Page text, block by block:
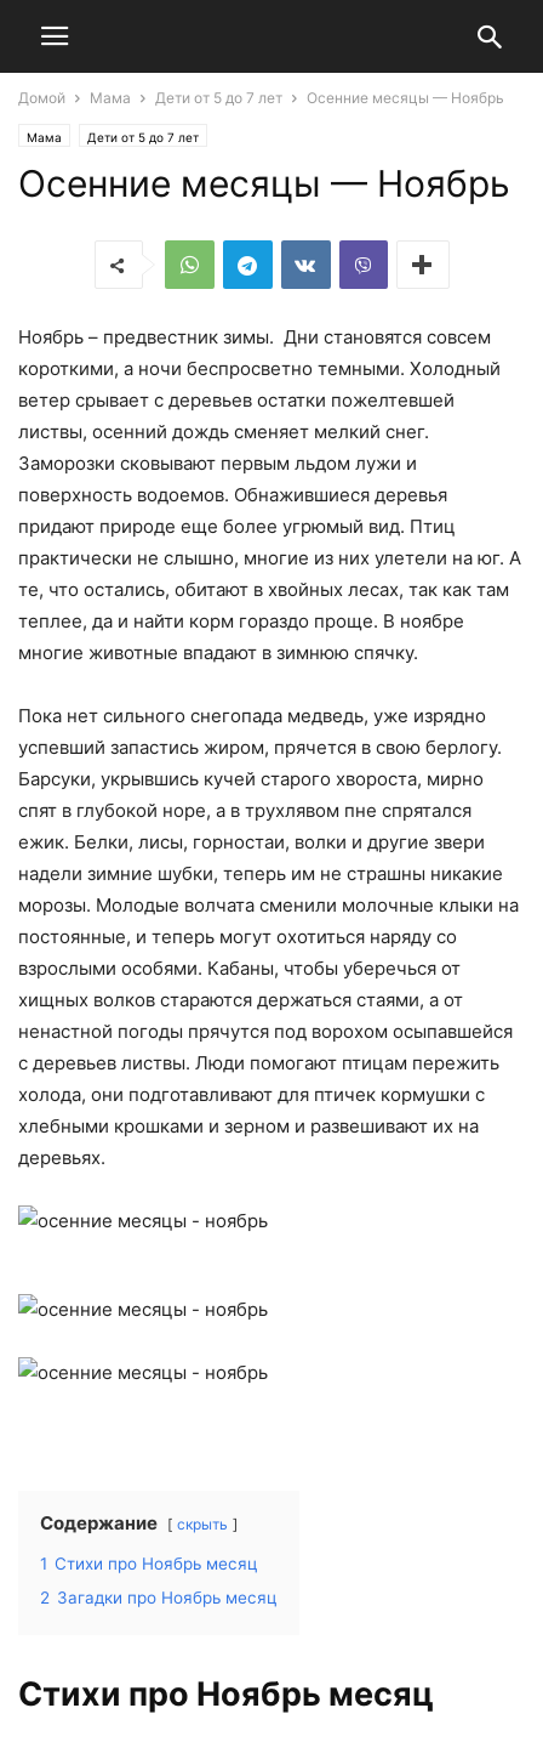
Домой Мама Дети от 5 до 7 лет Осенние месяцы — Ноябрь
Мама Дети от 5 до 7 лет
Осенние месяцы — Ноябрь
Ноябрь – предвестник зимы. Дни становятся совсем
короткими, а ночи беспросветно темными. Холодный
ветер срывает с деревьев остатки пожелтевшей
листвы, осенний дождь сменяет мелкий снег.
Заморозки сковывают первым льдом лужи и
поверхность водоемов. Обнажившиеся деревья
придают природе еще более угрюмый вид. Птиц
практически не слышно, многие из них улетели на юг. А
те, что остались, обитают в хвойных лесах, так как там
теплее, да и найти корм гораздо проще. В ноябре
многие животные впадают в зимнюю спячку.
Пока нет сильного снегопада медведь, уже изрядно
успевший запастись жиром, прячется в свою берлогу.
Барсуки, укрывшись кучей старого хвороста, мирно
спят в глубокой норе, а в трухлявом пне спрятался
ежик. Белки, лисы, горностаи, волки и другие звери
надели зимние шубки, теперь им не страшны никакие
морозы. Молодые волчата сменили молочные клыки на
постоянные, и теперь могут охотиться наряду со
взрослыми особями. Кабаны, чтобы уберечься от
хищных волков стараются держаться стаями, а от
ненастной погоды прячутся под ворохом осыпавшейся
с деревьев листвы. Люди помогают птицам пережить
холода, они подготавливают для птичек кормушки с
хлебными крошками и зерном и развешивают их на
деревьях.
Содержание скрыть
1 Стихи про Ноябрь месяц
2 Загадки про Ноябрь месяц
Стихи про Ноябрь месяц